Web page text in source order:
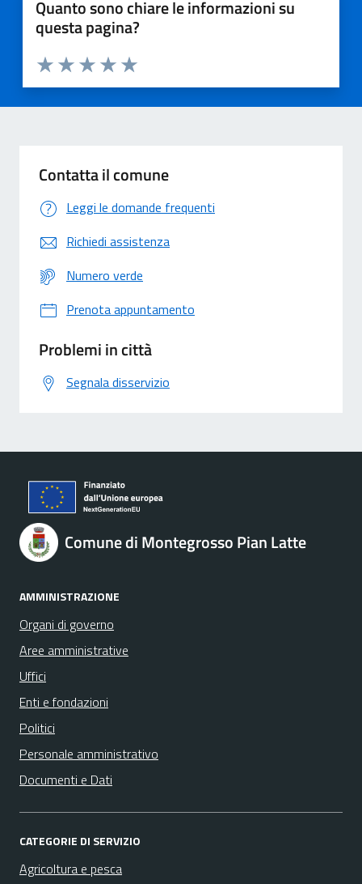
Quanto sono chiare le informazioni su
questa pagina?
Valuta 5 stelle su 5
Valuta 4 stelle su 5
Valuta 3 stelle su 5
Valuta 2 stelle su 5
Valuta 1 stelle su 5
Contatta il comune
Leggi le domande frequenti
Richiedi assistenza
Numero verde
Prenota appuntamento
Problemi in città
Segnala disservizio
Comune di Montegrosso Pian Latte
AMMINISTRAZIONE
Organi di governo
Aree amministrative
Uffici
Enti e fondazioni
Politici
Personale amministrativo
Documenti e Dati
CATEGORIE DI SERVIZIO
Agricoltura e pesca